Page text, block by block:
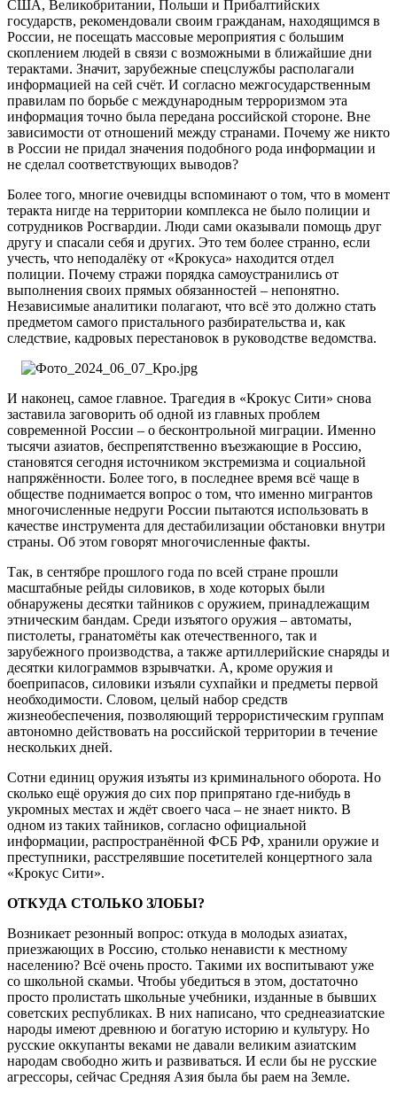
США, Великобритании, Польши и Прибалтийских
государств, рекомендовали своим гражданам, находящимся в
России, не посещать массовые мероприятия с большим
скоплением людей в связи с возможными в ближайшие дни
терактами. Значит, зарубежные спецслужбы располагали
информацией на сей счёт. И согласно межгосударственным
правилам по борьбе с международным терроризмом эта
информация точно была передана российской стороне. Вне
зависимости от отношений между странами. Почему же никто
в России не придал значения подобного рода информации и
не сделал соответствующих выводов?
Более того, многие очевидцы вспоминают о том, что в момент
теракта нигде на территории комплекса не было полиции и
сотрудников Росгвардии. Люди сами оказывали помощь друг
другу и спасали себя и других. Это тем более странно, если
учесть, что неподалёку от «Крокуса» находится отдел
полиции. Почему стражи порядка самоустранились от
выполнения своих прямых обязанностей – непонятно.
Независимые аналитики полагают, что всё это должно стать
предметом самого пристального разбирательства и, как
следствие, кадровых перестановок в руководстве ведомства.
И наконец, самое главное. Трагедия в «Крокус Сити» снова
заставила заговорить об одной из главных проблем
современной России – о бесконтрольной миграции. Именно
тысячи азиатов, беспрепятственно въезжающие в Россию,
становятся сегодня источником экстремизма и социальной
напряжённости. Более того, в последнее время всё чаще в
обществе поднимается вопрос о том, что именно мигрантов
многочисленные недруги России пытаются использовать в
качестве инструмента для дестабилизации обстановки внутри
страны. Об этом говорят многочисленные факты.
Так, в сентябре прошлого года по всей стране прошли
масштабные рейды силовиков, в ходе которых были
обнаружены десятки тайников с оружием, принадлежащим
этническим бандам. Среди изъятого оружия – автоматы,
пистолеты, гранатомёты как отечественного, так и
зарубежного производства, а также артиллерийские снаряды и
десятки килограммов взрывчатки. А, кроме оружия и
боеприпасов, силовики изъяли сухпайки и предметы первой
необходимости. Словом, целый набор средств
жизнеобеспечения, позволяющий террористическим группам
автономно действовать на российской территории в течение
нескольких дней.
Сотни единиц оружия изъяты из криминального оборота. Но
сколько ещё оружия до сих пор припрятано где-нибудь в
укромных местах и ждёт своего часа – не знает никто. В
одном из таких тайников, согласно официальной
информации, распространённой ФСБ РФ, хранили оружие и
преступники, расстрелявшие посетителей концертного зала
«Крокус Сити».
ОТКУДА СТОЛЬКО ЗЛОБЫ?
Возникает резонный вопрос: откуда в молодых азиатах,
приезжающих в Россию, столько ненависти к местному
населению? Всё очень просто. Такими их воспитывают уже
со школьной скамьи. Чтобы убедиться в этом, достаточно
просто пролистать школьные учебники, изданные в бывших
советских республиках. В них написано, что среднеазиатские
народы имеют древнюю и богатую историю и культуру. Но
русские оккупанты веками не давали великим азиатским
народам свободно жить и развиваться. И если бы не русские
агрессоры, сейчас Средняя Азия была бы раем на Земле.